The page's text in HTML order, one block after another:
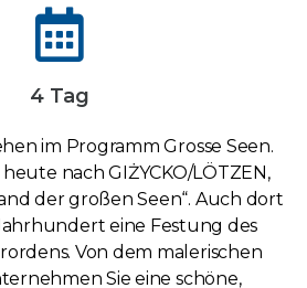
4 Tag
im Programm Grosse Seen.
nach GIŻYCKO/LÖTZEN,
der großen Seen“. Auch dort
eine Festung des
Von dem malerischen
Sie eine schöne,